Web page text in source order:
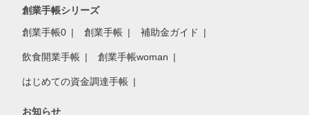
創業手帳シリーズ
創業手帳0 創業手帳 補助金ガイド
飲食開業手帳 創業手帳woman
はじめての資金調達手帳
お知らせ